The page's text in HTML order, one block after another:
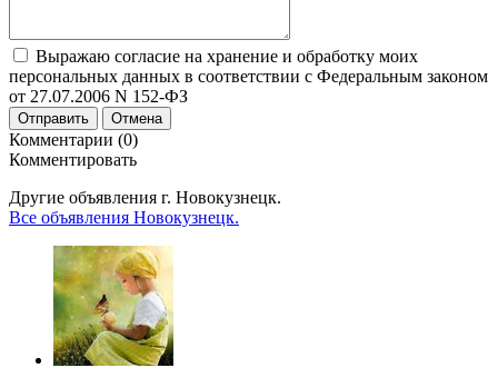
Выражаю согласие на хранение и обработку моих
персональных данных в соответствии с Федеральным законом
от 27.07.2006 N 152-ФЗ
Отправить Отмена
Комментарии (0)
Комментировать
Другие объявления г. Новокузнецк.
Все объявления Новокузнецк.